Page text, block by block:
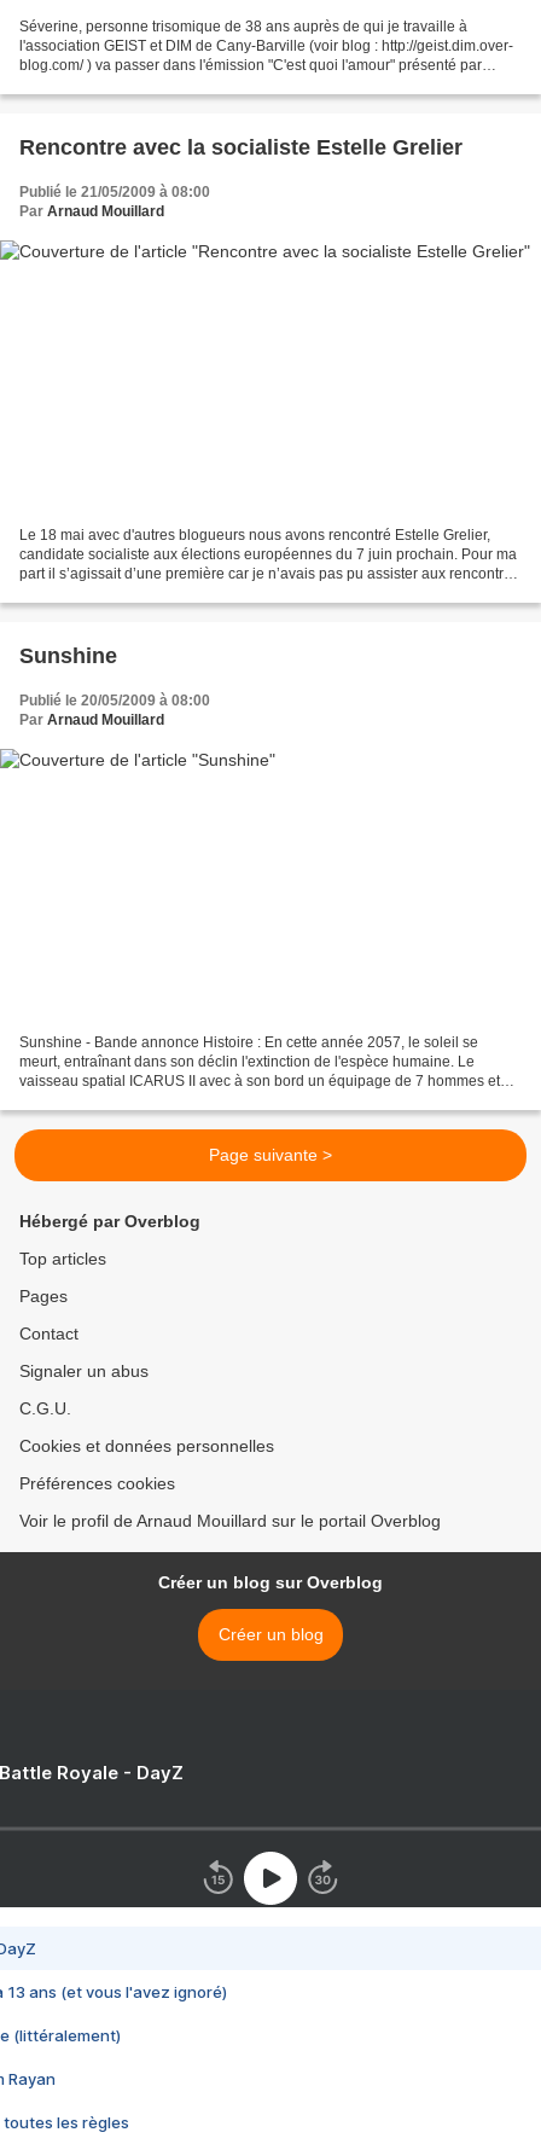
Séverine, personne trisomique de 38 ans auprès de qui je travaille à
l'association GEIST et DIM de Cany-Barville (voir blog : http://geist.dim.over-
blog.com/ ) va passer dans l'émission "C'est quoi l'amour" présenté par
Rencontre avec la socialiste Estelle Grelier
Publié le 21/05/2009 à 08:00
Par Arnaud Mouillard
Le 18 mai avec d'autres blogueurs nous avons rencontré Estelle Grelier,
candidate socialiste aux élections européennes du 7 juin prochain. Pour ma
part il s’agissait d’une première car je n’avais pas pu assister aux rencontres
Sunshine
Publié le 20/05/2009 à 08:00
Par Arnaud Mouillard
Sunshine - Bande annonce Histoire : En cette année 2057, le soleil se
meurt, entraînant dans son déclin l'extinction de l'espèce humaine. Le
vaisseau spatial ICARUS II avec à son bord un équipage de 7 hommes et
Page suivante >
Hébergé par Overblog
Top articles
Pages
Contact
Signaler un abus
C.G.U.
Cookies et données personnelles
Préférences cookies
Voir le profil de Arnaud Mouillard sur le portail Overblog
Créer un blog sur Overblog
Créer un blog
Royale - DayZ
13 ans (et vous l'avez ignoré)
(littéralement)
Rayan
toutes les règles